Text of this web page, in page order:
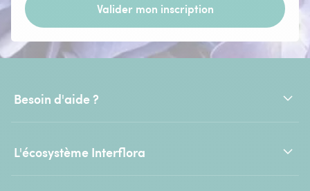
Valider mon inscription
Besoin d'aide ?
L'écosystème Interflora